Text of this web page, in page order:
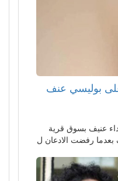
بوليسي عنف
عنيف بسوق قرية
رفضت الادعان ل